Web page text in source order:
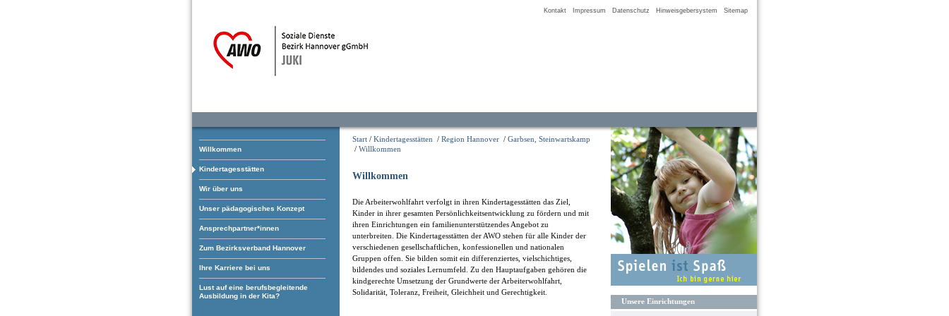
Kontakt Impressum Datenschutz Hinweisgebersystem Sitemap
Willkommen
Kindertagesstätten
Wir über uns
Unser pädagogisches Konzept
Ansprechpartner*innen
Zum Bezirksverband Hannover
Ihre Karriere bei uns
Lust auf eine berufsbegleitende
Ausbildung in der Kita?
Start / Kindertagesstätten / Region Hannover / Garbsen, Steinwartskamp
/ Willkommen
Willkommen
Die Arbeiterwohlfahrt verfolgt in ihren Kindertagesstätten das Ziel,
Kinder in ihrer gesamten Persönlichkeitsentwicklung zu fördern und mit
ihren Einrichtungen ein familienunterstützendes Angebot zu
unterbreiten. Die Kindertagesstätten der AWO stehen für alle Kinder der
verschiedenen gesellschaftlichen, konfessionellen und nationalen
Gruppen offen. Sie bilden somit ein differenziertes, vielschichtiges,
bildendes und soziales Lernumfeld. Zu den Hauptaufgaben gehören die
kindgerechte Umsetzung der Grundwerte der Arbeiterwohlfahrt,
Solidarität, Toleranz, Freiheit, Gleichheit und Gerechtigkeit.
Unsere Einrichtungen